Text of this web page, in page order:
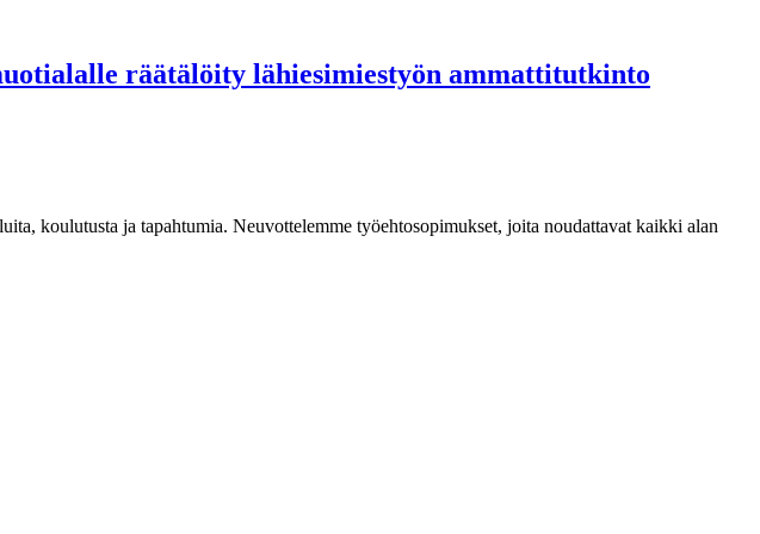
räätälöity lähiesimiestyön ammattitutkinto
koulutusta ja tapahtumia. Neuvottelemme työehtosopimukset, joita noudattavat kaikki alan